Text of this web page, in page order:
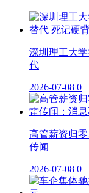
深圳理工大
代
2026-07-08 0
高管薪资归
传闻
2026-07-08 0